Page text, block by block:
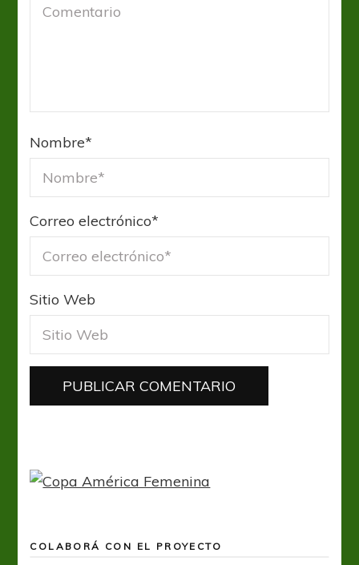
Nombre*
Correo electrónico*
Sitio Web
COLABORÁ CON EL PROYECTO